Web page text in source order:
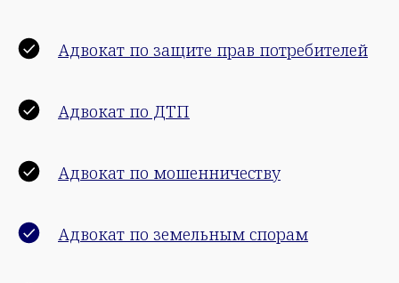
Адвокат по защите прав потребителей
Адвокат по ДТП
Адвокат по мошенничеству
Адвокат по земельным спорам